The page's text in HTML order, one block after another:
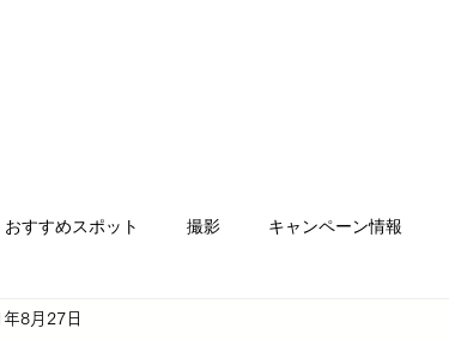
おすすめスポット 撮影 キャンペーン情報
SUNCloud. mama
8月27日